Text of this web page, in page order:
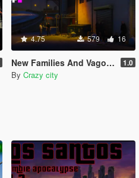
4.75 579 16
New Families And Vagos Strawberry Scenario [YMT] 1.0
By Crazy city